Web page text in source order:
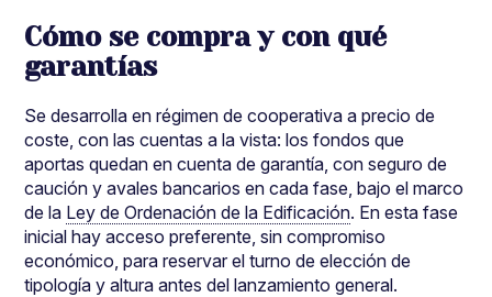
Cómo se compra y con qué
garantías
Se desarrolla en régimen de cooperativa a precio de
coste, con las cuentas a la vista: los fondos que
aportas quedan en cuenta de garantía, con seguro de
caución y avales bancarios en cada fase, bajo el marco
de la Ley de Ordenación de la Edificación. En esta fase
inicial hay acceso preferente, sin compromiso
económico, para reservar el turno de elección de
tipología y altura antes del lanzamiento general.